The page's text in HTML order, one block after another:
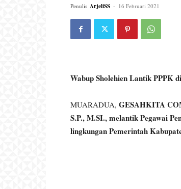
Penulis ArjeliSS - 16 Februari 2021
Wabup Sholehien Lantik PPPK
MUARADUA, GESAHKITA
S.P., M.SI., melantik Pegawai
lingkungan Pemerintah